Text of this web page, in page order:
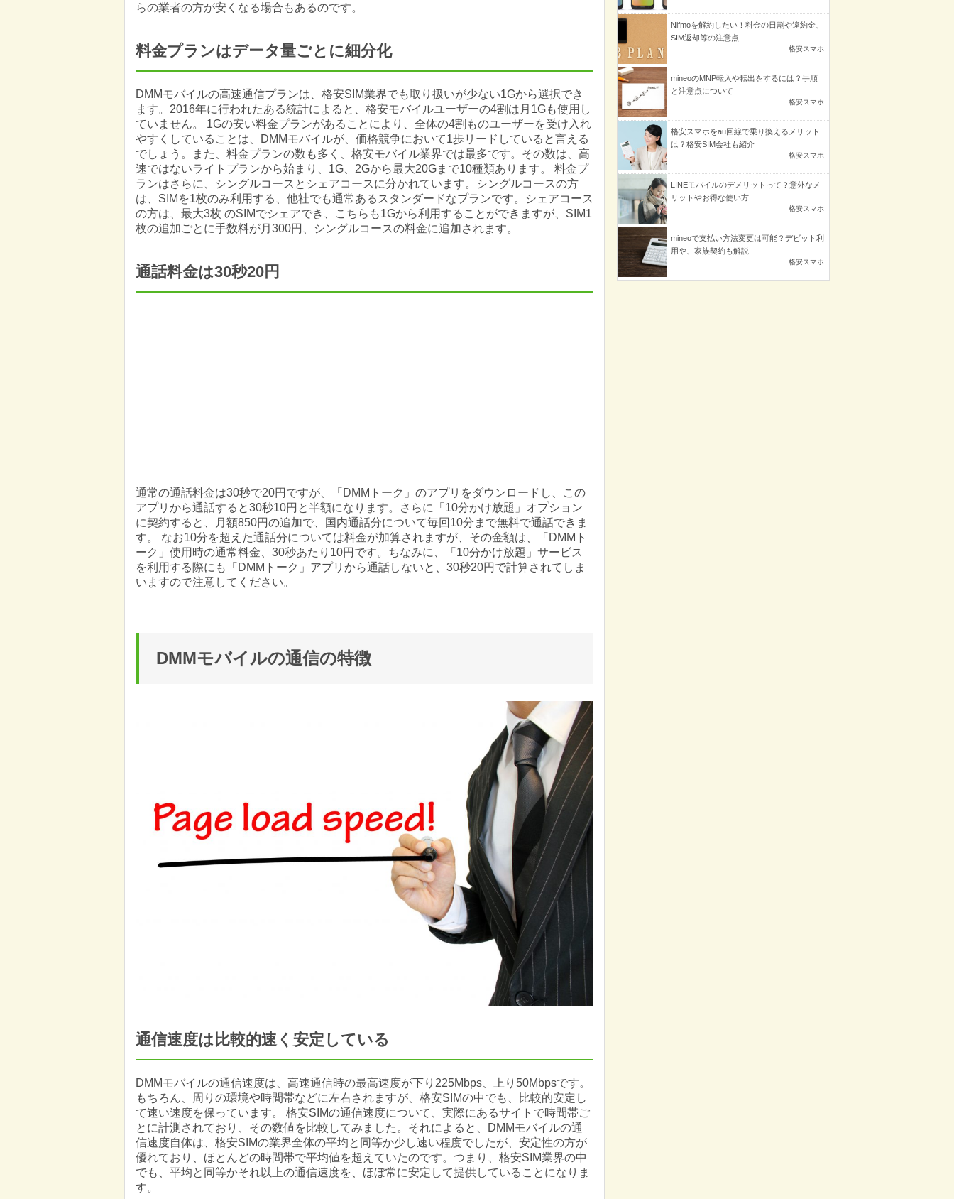
らの業者の方が安くなる場合もあるのです。
料金プランはデータ量ごとに細分化
DMMモバイルの高速通信プランは、格安SIM業界でも取り扱いが少ない1Gから選択でき
ます。2016年に行われたある統計によると、格安モバイルユーザーの4割は月1Gも使用し
ていません。 1Gの安い料金プランがあることにより、全体の4割ものユーザーを受け入れ
やすくしていることは、DMMモバイルが、価格競争において1歩リードしていると言える
でしょう。また、料金プランの数も多く、格安モバイル業界では最多です。その数は、高
速ではないライトプランから始まり、1G、2Gから最大20Gまで10種類あります。 料金プ
ランはさらに、シングルコースとシェアコースに分かれています。シングルコースの方
は、SIMを1枚のみ利用する、他社でも通常あるスタンダードなプランです。シェアコース
の方は、最大3枚 のSIMでシェアでき、こちらも1Gから利用することができますが、SIM1
枚の追加ごとに手数料が月300円、シングルコースの料金に追加されます。
通話料金は30秒20円
通常の通話料金は30秒で20円ですが、「DMMトーク」のアプリをダウンロードし、この
アプリから通話すると30秒10円と半額になります。さらに「10分かけ放題」オプション
に契約すると、月額850円の追加で、国内通話分について毎回10分まで無料で通話できま
す。 なお10分を超えた通話分については料金が加算されますが、その金額は、「DMMト
ーク」使用時の通常料金、30秒あたり10円です。ちなみに、「10分かけ放題」サービス
を利用する際にも「DMMトーク」アプリから通話しないと、30秒20円で計算されてしま
いますので注意してください。
DMMモバイルの通信の特徴
通信速度は比較的速く安定している
DMMモバイルの通信速度は、高速通信時の最高速度が下り225Mbps、上り50Mbpsです。
もちろん、周りの環境や時間帯などに左右されますが、格安SIMの中でも、比較的安定し
て速い速度を保っています。 格安SIMの通信速度について、実際にあるサイトで時間帯ご
とに計測されており、その数値を比較してみました。それによると、DMMモバイルの通
信速度自体は、格安SIMの業界全体の平均と同等か少し速い程度でしたが、安定性の方が
優れており、ほとんどの時間帯で平均値を超えていたのです。つまり、格安SIM業界の中
でも、平均と同等かそれ以上の通信速度を、ほぼ常に安定して提供していることになりま
す。
Nifmoを解約したい！料金の日割や違約金、
SIM返却等の注意点
格安スマホ
mineoのMNP転入や転出をするには？手順
と注意点について
格安スマホ
格安スマホをau回線で乗り換えるメリット
は？格安SIM会社も紹介
格安スマホ
LINEモバイルのデメリットって？意外なメ
リットやお得な使い方
格安スマホ
mineoで支払い方法変更は可能？デビット利
用や、家族契約も解説
格安スマホ